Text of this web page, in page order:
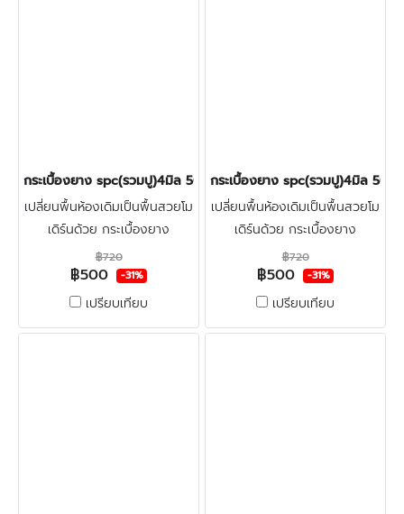
กระเบื้องยาง spc(รวมปู)4มิล 500บาท/ตร.ม. LT-COTTO LUNAR
เปลี่ยนพื้นห้องเดิมเป็นพื้นสวยโม
เดิร์นด้วย กระเบื้องยาง
ลายไม้spc4มิล LT-COTTO +
โฟมรองปรับระดับ + ปูฟรีรวมติด
ตั้ง + ตรวจพื้นก่อนติดตั้ง คลิก
฿720
฿500 -31%
เปรียบเทียบ
กระเบื้องยาง spc(รวมปู)4มิล 500
เปลี่ยนพื้นห้องเดิมเป็นพื้นสวยโม
เดิร์นด้วย กระเบื้องยาง
ลายไม้spc4มิล LT-COTTO +
โฟมรองปรับระดับ + ปูฟรีรวมติด
ตั้ง + ตรวจพื้นก่อนติดตั้ง คลิก
฿720
฿500 -31%
เปรียบเทียบ